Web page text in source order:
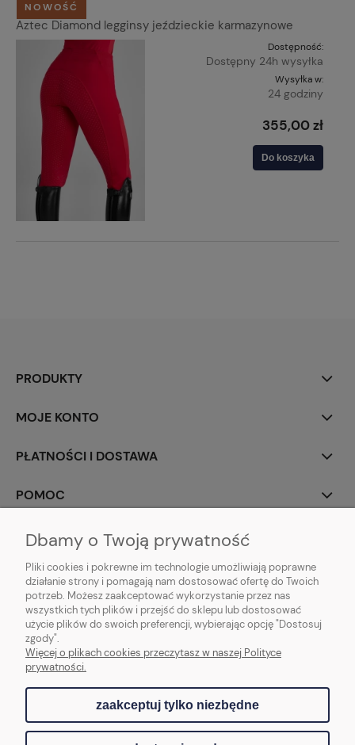
Aztec Diamond legginsy jeździeckie karmazynowe
Dostępność:
Dostępny 24h wysyłka
Wysyłka w:
24 godziny
355,00 zł
Do koszyka
NOWOŚĆ
PRODUKTY
MOJE KONTO
PŁATNOŚCI I DOSTAWA
POMOC
INFORMACJE
O NAS
Andrea Landina
Dbamy o Twoją prywatność
Pliki cookies i pokrewne im technologie umożliwiają poprawne
działanie strony i pomagają nam dostosować ofertę do Twoich
potrzeb. Możesz zaakceptować wykorzystanie przez nas
wszystkich tych plików i przejść do sklepu lub dostosować
użycie plików do swoich preferencji, wybierając opcję "Dostosuj
zgody".
Więcej o plikach cookies przeczytasz w naszej Polityce
prywatności.
zaakceptuj tylko niezbędne